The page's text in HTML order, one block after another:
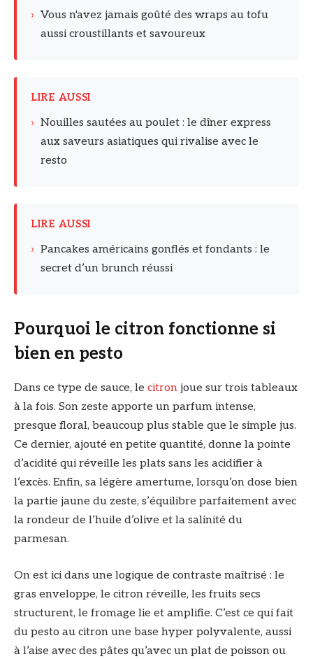
› Vous n'avez jamais goûté des wraps au tofu
aussi croustillants et savoureux
LIRE AUSSI
› Nouilles sautées au poulet : le dîner express
aux saveurs asiatiques qui rivalise avec le
resto
LIRE AUSSI
› Pancakes américains gonflés et fondants : le
secret d’un brunch réussi
Pourquoi le citron fonctionne si
bien en pesto
Dans ce type de sauce, le citron joue sur trois tableaux
à la fois. Son zeste apporte un parfum intense,
presque floral, beaucoup plus stable que le simple jus.
Ce dernier, ajouté en petite quantité, donne la pointe
d’acidité qui réveille les plats sans les acidifier à
l’excès. Enfin, sa légère amertume, lorsqu’on dose bien
la partie jaune du zeste, s’équilibre parfaitement avec
la rondeur de l’huile d’olive et la salinité du
parmesan.
On est ici dans une logique de contraste maîtrisé : le
gras enveloppe, le citron réveille, les fruits secs
structurent, le fromage lie et amplifie. C’est ce qui fait
du pesto au citron une base hyper polyvalente, aussi
à l’aise avec des pâtes qu’avec un plat de poisson ou